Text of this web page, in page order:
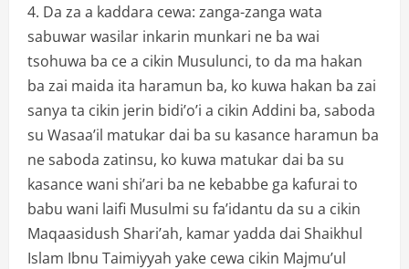
4. Da za a kaddara cewa: zanga-zanga wata
sabuwar wasilar inkarin munkari ne ba wai
tsohuwa ba ce a cikin Musulunci, to da ma hakan
ba zai maida ita haramun ba, ko kuwa hakan ba zai
sanya ta cikin jerin bidi’o’i a cikin Addini ba, saboda
su Wasaa’il matukar dai ba su kasance haramun ba
ne saboda zatinsu, ko kuwa matukar dai ba su
kasance wani shi’ari ba ne kebabbe ga kafurai to
babu wani laifi Musulmi su fa’idantu da su a cikin
Maqaasidush Shari’ah, kamar yadda dai Shaikhul
Islam Ibnu Taimiyyah yake cewa cikin Majmu’ul